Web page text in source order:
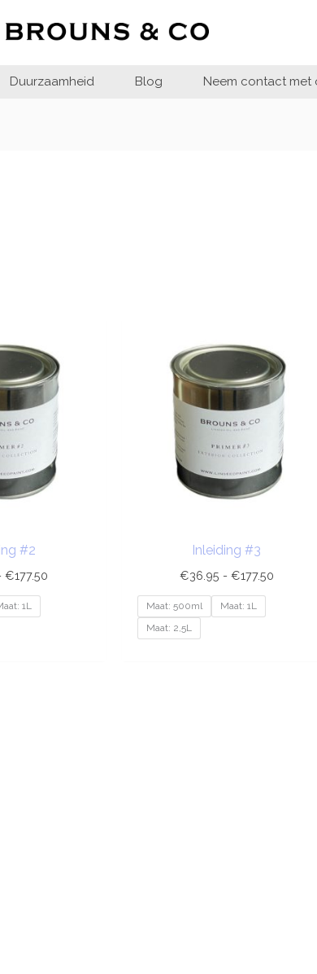
Duurzaamheid Blog Neem contact met
#2
€177.50
tot
€177.50
1L
Inleiding #3
€36.95 - €177.50
tot
€177.50
Maat: 500ml
Maat: 1L
Maat: 2,5L